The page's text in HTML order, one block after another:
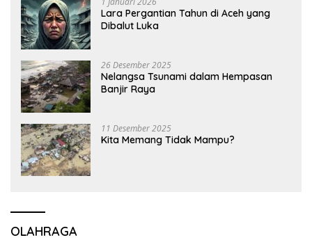
Lara Pergantian Tahun di Aceh yang
Dibalut Luka
26 Desember 2025
Nelangsa Tsunami dalam Hempasan
Banjir Raya
11 Desember 2025
Kita Memang Tidak Mampu?
OLAHRAGA